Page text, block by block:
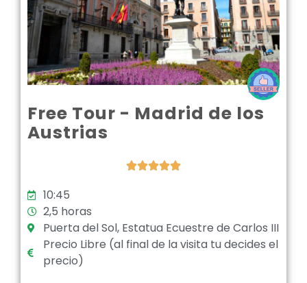
Free Tour - Madrid de los
Austrias

10:45
2,5 horas
Puerta del Sol, Estatua Ecuestre de Carlos III
Precio Libre (al final de la visita tu decides el
precio)